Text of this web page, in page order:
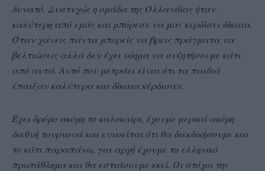
δυνατό. Δυστυχώς η ομάδα της Ολλανδίας ήταν
καλύτερη από εμάς και μπόρεσε να μας κερδίσει δίκαια.
Όταν χάνεις πάντα μπορείς να βρεις πράγματα να
βελτιώσεις αλλά δεν έχει νόημα να συζητήσουμε κάτι
από αυτά. Αυτό που μετράει είναι ότι τα παιδιά
έπαιξαν καλύτερα και δίκαια κέρδισαν.
Έχει δρόμο ακόμη το καλοκαίρι, έχουμε μερικά ακόμη
διεθνή τουρνουά και εννοείται ότι θα διεκδικήσουμε και
το κάτι παραπάνω, για αρχή έχουμε το ελληνικό
πρωτάθλημα και θα εστιάσουμε εκεί. Οι στόχοι της